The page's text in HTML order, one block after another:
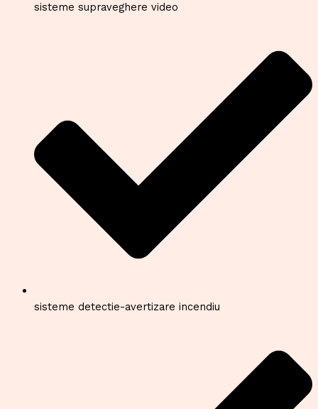
sisteme supraveghere video
sisteme detectie-avertizare incendiu